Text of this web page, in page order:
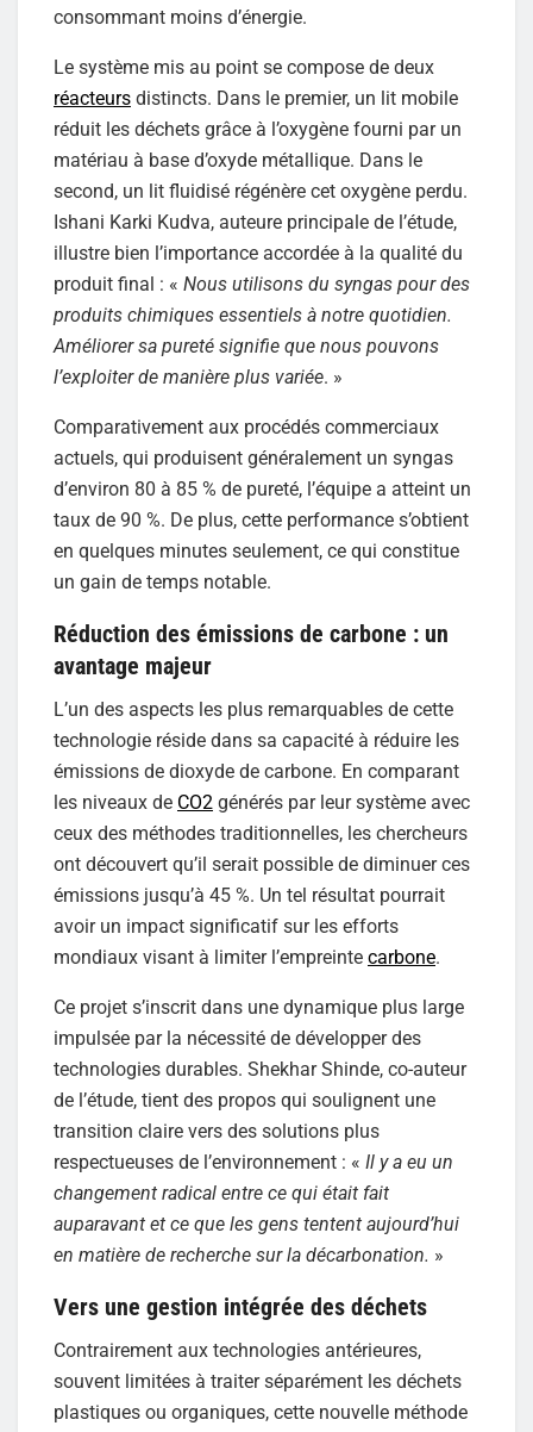
consommant moins d’énergie.
Le système mis au point se compose de deux
réacteurs distincts. Dans le premier, un lit mobile
réduit les déchets grâce à l’oxygène fourni par un
matériau à base d’oxyde métallique. Dans le
second, un lit fluidisé régénère cet oxygène perdu.
Ishani Karki Kudva, auteure principale de l’étude,
illustre bien l’importance accordée à la qualité du
produit final : « Nous utilisons du syngas pour des
produits chimiques essentiels à notre quotidien.
Améliorer sa pureté signifie que nous pouvons
l’exploiter de manière plus variée. »
Comparativement aux procédés commerciaux
actuels, qui produisent généralement un syngas
d’environ 80 à 85 % de pureté, l’équipe a atteint un
taux de 90 %. De plus, cette performance s’obtient
en quelques minutes seulement, ce qui constitue
un gain de temps notable.
Réduction des émissions de carbone : un
avantage majeur
L’un des aspects les plus remarquables de cette
technologie réside dans sa capacité à réduire les
émissions de dioxyde de carbone. En comparant
les niveaux de CO2 générés par leur système avec
ceux des méthodes traditionnelles, les chercheurs
ont découvert qu’il serait possible de diminuer ces
émissions jusqu’à 45 %. Un tel résultat pourrait
avoir un impact significatif sur les efforts
mondiaux visant à limiter l’empreinte carbone.
Ce projet s’inscrit dans une dynamique plus large
impulsée par la nécessité de développer des
technologies durables. Shekhar Shinde, co-auteur
de l’étude, tient des propos qui soulignent une
transition claire vers des solutions plus
respectueuses de l’environnement : « Il y a eu un
changement radical entre ce qui était fait
auparavant et ce que les gens tentent aujourd’hui
en matière de recherche sur la décarbonation. »
Vers une gestion intégrée des déchets
Contrairement aux technologies antérieures,
souvent limitées à traiter séparément les déchets
plastiques ou organiques, cette nouvelle méthode